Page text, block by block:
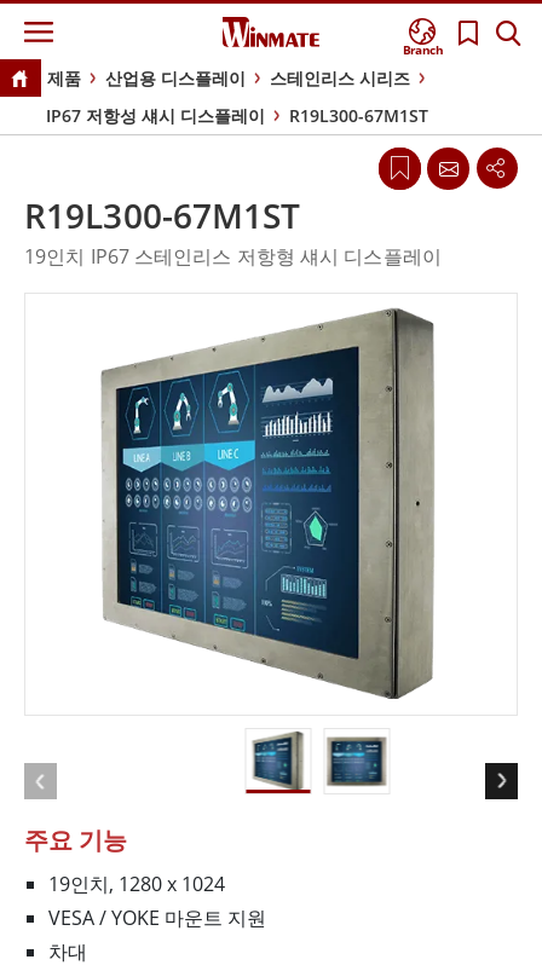
Branch
제품 산업용 디스플레이
스테인리스 시리즈
IP67 저항성 섀시 디스플레이
R19L300-67M1ST
주요 기능
19인치, 1280 x 1024
VESA / YOKE 마운트 지원
차대
R19L300-67M1ST
19인치 IP67 스테인리스 저항형 섀시 디스플레이